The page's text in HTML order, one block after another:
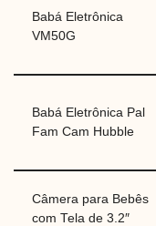
Babá Eletrônica
VM50G
Babá Eletrônica Pal
Fam Cam Hubble
Câmera para Bebês
com Tela de 3.2″